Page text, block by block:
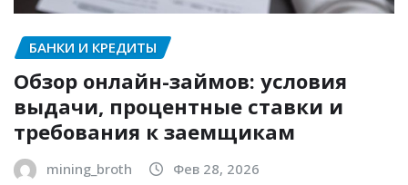
БАНКИ И КРЕДИТЫ
Обзор онлайн-займов: условия
выдачи, процентные ставки и
требования к заемщикам
mining_broth Фев 28, 2026